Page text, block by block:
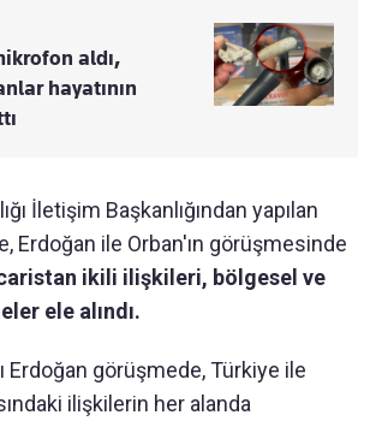
aldı,
hayatının
İletişim Başkanlığından yapılan
Erdoğan ile Orban'ın görüşmesinde
ikili ilişkileri, bölgesel ve
ele alındı.
Erdoğan görüşmede, Türkiye ile
ilişkilerin her alanda